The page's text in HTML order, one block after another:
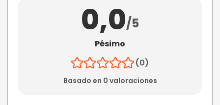
0,0/5
Pésimo
(0)
Basado en 0 valoraciones